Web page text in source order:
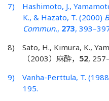
7) Hashimoto, J.,
K., & Hazato, T. (2000)
Commun., 273,
8) Sato, H., Kimura, K.,
（2003）麻酔， 52,
9) Vanha-Perttula, T.
195.